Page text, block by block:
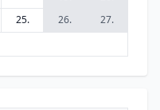
25. 26.
27.